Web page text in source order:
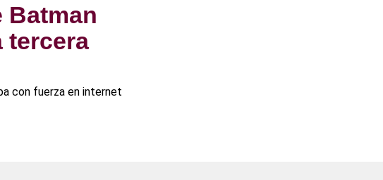
Batman
tercera
con fuerza en internet